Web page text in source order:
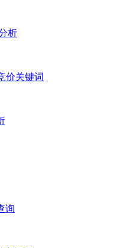
析
价关键词
询